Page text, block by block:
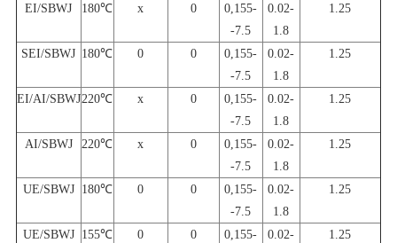
EI/SBWJ 180℃ x 0
0,155-
-7.5
0.02-
1.8
1.25
SEI/SBWJ 180℃ 0 0
0,155-
-7.5
0.02-
1.8
1.25
EI/AI/SBWJ220℃ x 0
0,155-
-7.5
0.02-
1.8
1.25
AI/SBWJ 220℃ x 0
0,155-
-7.5
0.02-
1.8
1.25
UE/SBWJ 180℃ 0 0
0,155-
-7.5
0.02-
1.8
1.25
UE/SBWJ 155℃ 0 0
0,155-
0.02-
1.25